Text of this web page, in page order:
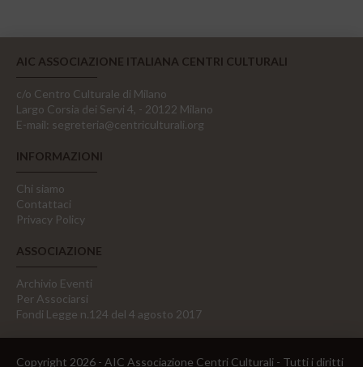
AIC ASSOCIAZIONE ITALIANA CENTRI CULTURALI
c/o Centro Culturale di Milano
Largo Corsia dei Servi 4, - 20122 Milano
E-mail: segreteria@centriculturali.org
INFORMAZIONI
Chi siamo
Contattaci
Privacy Policy
ASSOCIAZIONE
Archivio Eventi
Per Associarsi
Fondi Legge n.124 del 4 agosto 2017
Copyright 2026 - AIC Associazione Centri Culturali - Tutti i diritti